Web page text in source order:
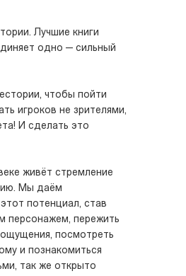
Лучшие книги
одно — сильный
чтобы пойти
игроков не зрителями,
И сделать это
живёт стремление
Мы даём
потенциал, став
персонажем, пережить
посмотреть
и познакомиться
так же открыто